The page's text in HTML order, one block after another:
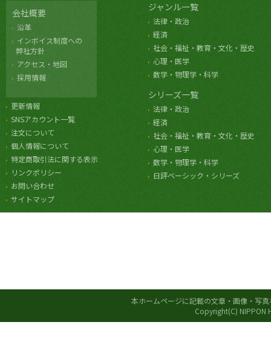
会社概要
沿革
インボイス制度への
弊社方針
アクセス・地図
採用情報
更新情報
SNSアカウント一覧
注文について
個人情報について
特定商取引法に関する表示
リンクポリシー
お問い合わせ
サイトマップ
ジャンル一覧
法律・政治
経済
社会・福祉・教育・文化・歴史
心理・医学
数学・物理学・科学
シリーズ一覧
法律・政治
経済
社会・福祉・教育・文化・歴史
心理・医学
数学・物理学・科学
日評ベーシック・シリーズ
本ホームページに記載の文章・画像・写
Copyright(C) NIPPON